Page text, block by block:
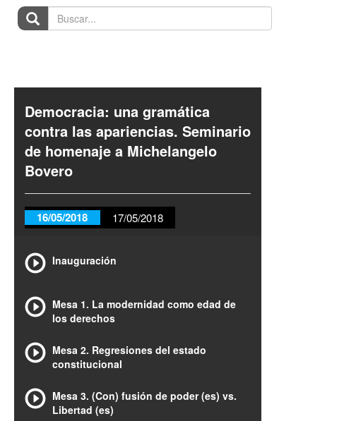
Buscar...
Democracia: una gramática
contra las apariencias. Seminario
de homenaje a Michelangelo
Bovero
16/05/2018 17/05/2018
Inauguración
Mesa 1. La modernidad como edad de
los derechos
Mesa 2. Regresiones del estado
constitucional
Mesa 3. (Con) fusión de poder (es) vs.
Libertad (es)